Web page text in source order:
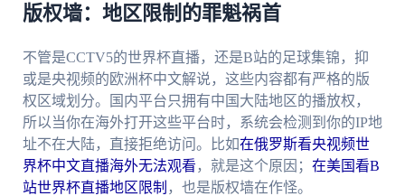
版权墙：地区限制的罪魁祸首
不管是CCTV5的世界杯直播，还是B站的足球集锦，抑
或是央视频的欧洲杯中文解说，这些内容都有严格的版
权区域划分。国内平台只拥有中国大陆地区的播放权，
所以当你在海外打开这些平台时，系统会检测到你的IP地
址不在大陆，直接拒绝访问。比如在俄罗斯看央视频世
界杯中文直播海外无法观看 ，就是这个原因； 在美国看B
站世界杯直播地区限制 ，也是版权墙在作怪。